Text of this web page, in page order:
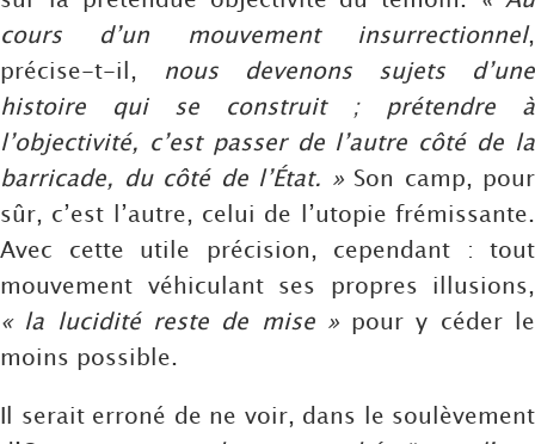
cours d’un mouvement insurrectionnel,
précise-t-il, nous devenons sujets d’une
histoire qui se construit ; prétendre à
l’objectivité, c’est passer de l’autre côté de la
barricade, du côté de l’État. »Son camp, pour
sûr, c’est l’autre, celui de l’utopie frémissante.
Avec cette utile précision, cependant : tout
mouvement véhiculant ses propres illusions,
« la lucidité reste de mise »pour y céder le
moins possible.
Il serait erroné de ne voir, dans le soulèvement